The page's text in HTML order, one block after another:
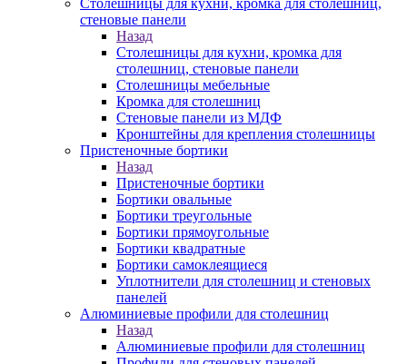
Столешницы для кухни, кромка для столешниц,
стеновые панели
Назад
Столешницы для кухни, кромка для
столешниц, стеновые панели
Столешницы мебельные
Кромка для столешниц
Стеновые панели из МДФ
Кронштейны для крепления столешницы
Пристеночные бортики
Назад
Пристеночные бортики
Бортики овальные
Бортики треугольные
Бортики прямоугольные
Бортики квадратные
Бортики самоклеящиеся
Уплотнители для столешниц и стеновых
панелей
Алюминиевые профили для столешниц
Назад
Алюминиевые профили для столешниц